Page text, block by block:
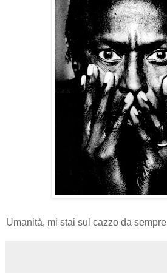
Umanità, mi stai sul cazzo da